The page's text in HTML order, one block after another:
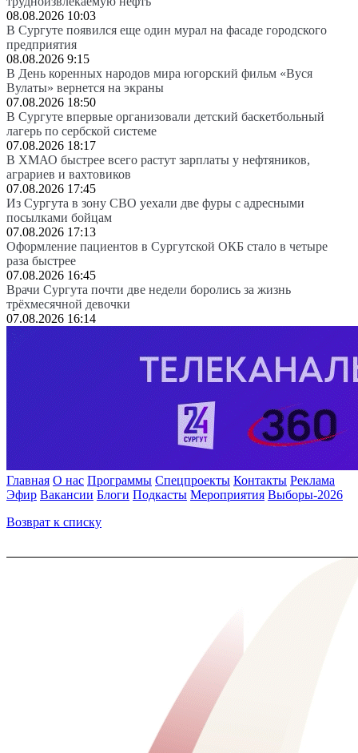
08.08.2026 10:03
В Сургуте появился еще один мурал на фасаде городского
предприятия
08.08.2026 9:15
В День коренных народов мира югорский фильм «Вуся
Вулаты» вернется на экраны
07.08.2026 18:50
В Сургуте впервые организовали детский баскетбольный
лагерь по сербской системе
07.08.2026 18:17
В ХМАО быстрее всего растут зарплаты у нефтяников,
аграриев и вахтовиков
07.08.2026 17:45
Из Сургута в зону СВО уехали две фуры с адресными
посылками бойцам
07.08.2026 17:13
Оформление пациентов в Сургутской ОКБ стало в четыре
раза быстрее
07.08.2026 16:45
Врачи Сургута почти две недели боролись за жизнь
трёхмесячной девочки
07.08.2026 16:14
Главная О нас Программы Спецпроекты Контакты Реклама
Эфир Вакансии Блоги Подкасты Мероприятия Выборы-2026
Возврат к списку